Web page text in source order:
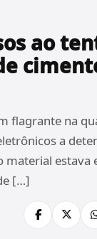
ao
flagrante na
a
material
[…]